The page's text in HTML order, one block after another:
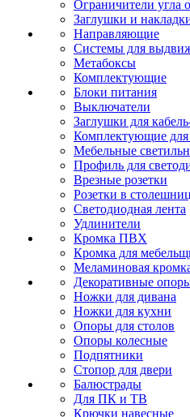
Ограничители угла
Заглушки и
Направляющие
Системы для
Метабоксы
Комплектующие
Блоки питания
Выключатели
Заглушки для
Комплектующие
Мебельные
Профиль для
Врезные розетки
Розетки в
Светодиодная лента
Удлинители
Кромка ПВХ
Кромка для
Меламиновая
Декоративные
Ножки для дивана
Ножки для кухни
Опоры для столов
Опоры колесные
Подпятники
Стопор для двери
Балюстрады
Для ПК и ТВ
Крючки навесные